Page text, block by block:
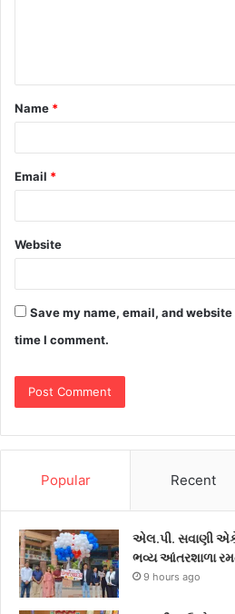
Name *
Email *
Website
Save my name, email, and
time I comment.
Popular Recent
એલ.પી. સવાણી
ભવ્ય આંતરશાળા
9 hours ago